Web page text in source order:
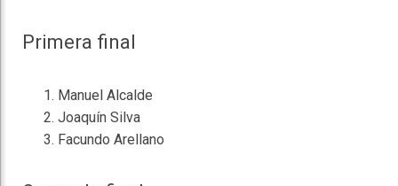
Primera final
Manuel Alcalde
Joaquín Silva
Facundo Arellano